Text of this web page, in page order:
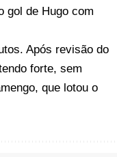
gol de Hugo com
Após revisão do
forte, sem
que lotou o